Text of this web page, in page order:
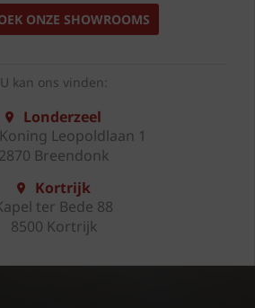
ONZE SHOWROOMS
U kan ons vinden:
Londerzeel
Leopoldlaan 1
2870 Breendonk
Kortrijk
ter Bede 88
8500 Kortrijk